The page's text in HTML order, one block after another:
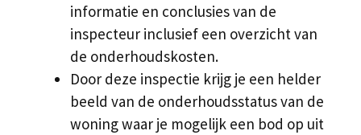
informatie en conclusies van de
inspecteur inclusief een overzicht van
de onderhoudskosten.
Door deze inspectie krijg je een helder
beeld van de onderhoudsstatus van de
woning waar je mogelijk een bod op uit